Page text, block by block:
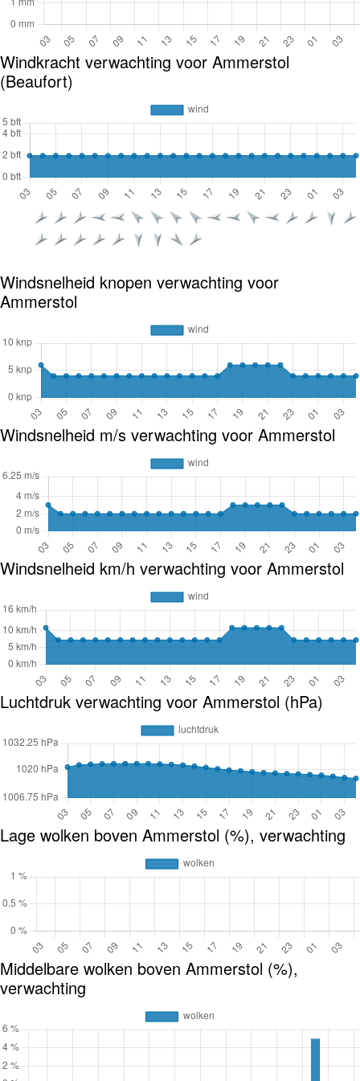
Windkracht verwachting voor Ammerstol
(Beaufort)
Windsnelheid knopen verwachting voor
Ammerstol
Windsnelheid m/s verwachting voor Ammerstol
Windsnelheid km/h verwachting voor Ammerstol
Luchtdruk verwachting voor Ammerstol (hPa)
Lage wolken boven Ammerstol (%), verwachting
Middelbare wolken boven Ammerstol (%),
verwachting